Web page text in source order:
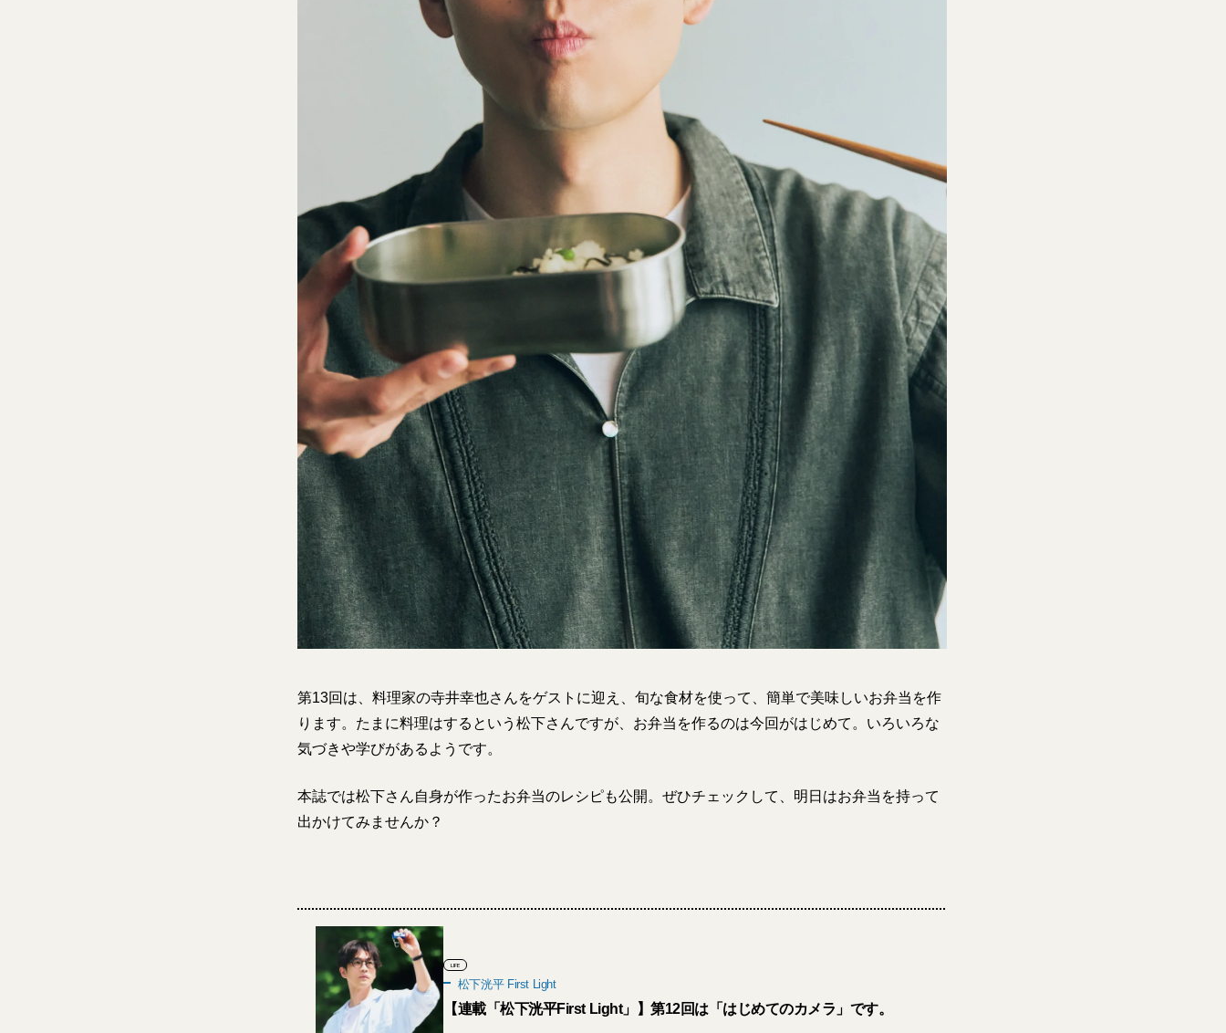
第13回は、料理家の寺井幸也さんをゲストに迎え、旬な食材を使って、簡単で美味しいお弁当を作
ります。たまに料理はするという松下さんですが、お弁当を作るのは今回がはじめて。いろいろな
気づきや学びがあるようです。
本誌では松下さん自身が作ったお弁当のレシピも公開。ぜひチェックして、明日はお弁当を持って
出かけてみませんか？
LIFE
松下洸平 First Light
【連載「松下洸平First Light」】第12回は「はじめてのカメラ」です。